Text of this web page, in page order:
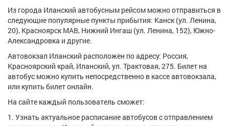
Из города Иланский автобусным рейсом можно отправиться в
следующие популярные пункты прибытия: Канск (ул. Ленина,
20), Красноярск МАВ, Нижний Ингаш (ул. Ленина, 152), Южно-
Александровка и другие.
Автовокзал Иланский расположен по адресу: Россия,
Красноярский край, Иланский, ул. Трактовая, 275. Билет на
автобус можно купить непосредственно в кассе автовокзала,
или купить билет онлайн.
На сайте каждый пользователь сможет:
1. Узнать актуальное расписание автобусов с отправлением